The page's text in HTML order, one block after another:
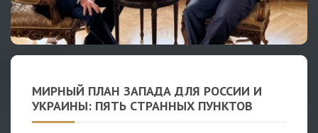
МИРНЫЙ ПЛАН ЗАПАДА ДЛЯ РОССИИ И
УКРАИНЫ: ПЯТЬ СТРАННЫХ ПУНКТОВ